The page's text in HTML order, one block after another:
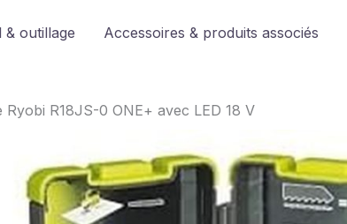
& outillage Accessoires & produits associés
Ryobi R18JS-0 ONE+ avec LED 18 V